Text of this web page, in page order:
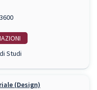
Studi
(Design)